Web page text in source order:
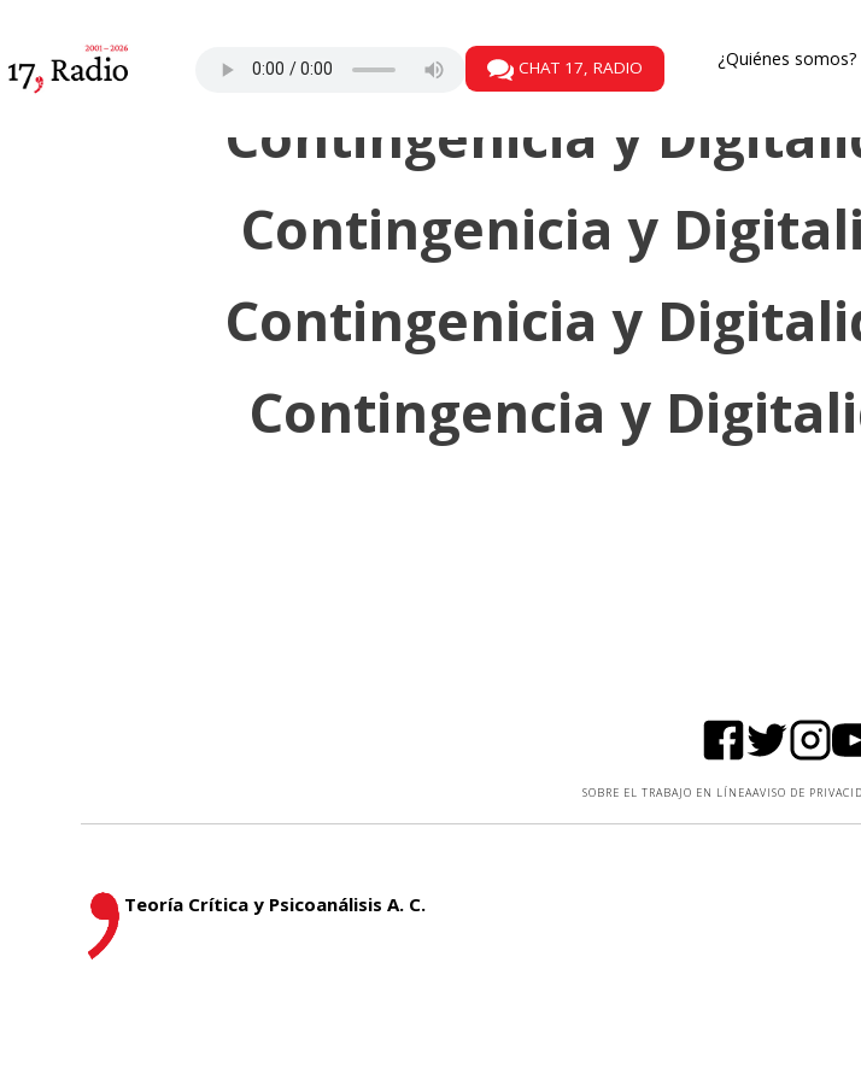
CHAT 17, RADIO
¿Quiénes somos?
Contingencia y
Contingenicia y
Contingenicia y
Contingenicia y
Contingencia y
SOBRE EL TRABAJO EN LÍNEAAVISO DE
Teoría Crítica y Psicoanálisis A. C.